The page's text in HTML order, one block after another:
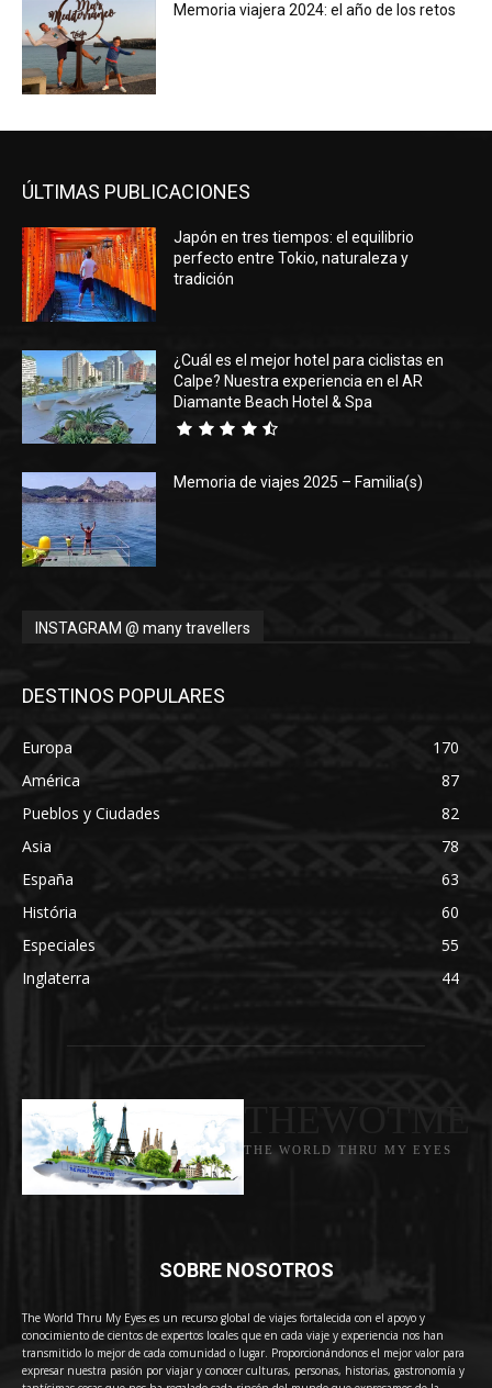
Memoria viajera 2024: el año de los retos
ÚLTIMAS PUBLICACIONES
Japón en tres tiempos: el equilibrio
perfecto entre Tokio, naturaleza y
tradición
¿Cuál es el mejor hotel para ciclistas en
Calpe? Nuestra experiencia en el AR
Diamante Beach Hotel & Spa
Memoria de viajes 2025 – Familia(s)
INSTAGRAM @ many travellers
DESTINOS POPULARES
Europa
170
América
87
Pueblos y Ciudades
82
Asia
78
España
63
História
60
Especiales
55
Inglaterra
44
THE WORLD THRU MY EYES
SOBRE NOSOTROS
The World Thru My Eyes es un recurso global de viajes fortalecida con el apoyo y
conocimiento de cientos de expertos locales que en cada viaje y experiencia nos han
transmitido lo mejor de cada comunidad o lugar. Proporcionándonos el mejor valor para
expresar nuestra pasión por viajar y conocer culturas, personas, historias, gastronomía y